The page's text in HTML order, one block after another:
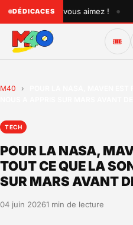
DÉDICACESque vous aimez ! •
🎟️
M40 ›
TECH
POUR LA NASA,
TOUT CE QUE LA
SUR MARS AVANT
04 juin 20261 min de lecture